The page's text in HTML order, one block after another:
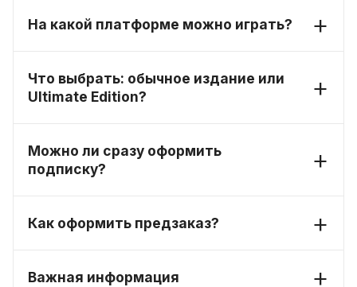
На какой платформе можно играть?
Что выбрать: обычное издание или
Ultimate Edition?
Можно ли сразу оформить
подписку?
Как оформить предзаказ?
Важная информация